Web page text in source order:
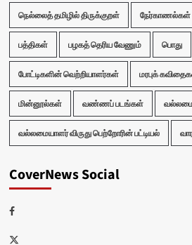
நெல்லைத் தமிழில் திருக்குறள் நேர்காணல்கள்
பத்திகள் பழகத் தெரிய வேணும் பொது
போட்டிகளின் வெற்றியாளர்கள் மரபுக்
மின்னூல்கள் வண்ணப் படங்கள்
வல்லமையாளர் விருது பெற்றோரின் பட்டியல்
CoverNews Social
Facebook
Twitter